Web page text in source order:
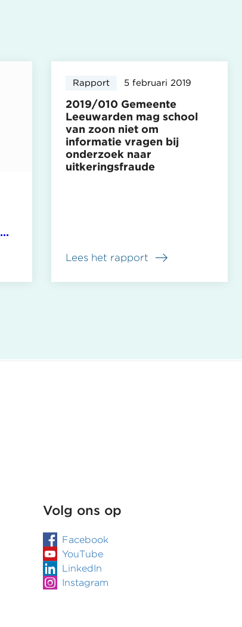
2019/010 Gemeente
Leeuwarden mag school
van zoon niet om
informatie vragen bij
onderzoek naar
uitkeringsfraude
Rapport 5 februari 2019
Lees het rapport
over
zoon
Volg ons op
Facebook
YouTube
LinkedIn
Instagram